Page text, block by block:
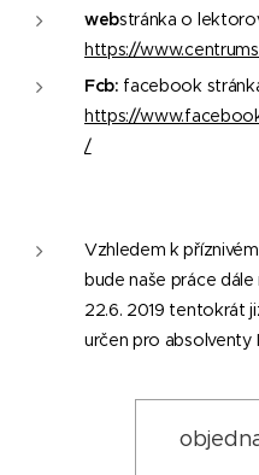
webstránka o
https://
Fcb: facebook
https://
/
Vzhledem k
bude naše práce
22.6. 2019 tentokrát
určen pro absolventy